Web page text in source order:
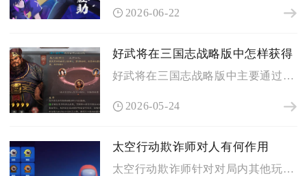
2026-06-22
好武将在三国志战略版中怎样获得
好武将在三国志战略版中主要通过招募系统、寻访台玩法、积分商店...
2026-05-24
太空行动欺诈师对人有何作用
太空行动欺诈师针对对局内其他玩家的核心作用分为三层，既能转移...